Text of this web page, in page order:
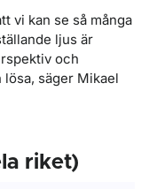
vi kan se så många
ljus är
och
säger Mikael
riket)